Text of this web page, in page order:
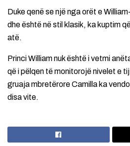
Duke qenë se një nga orët e
dhe është në stil klasik, ka kuptim
atë.
Princi William nuk është i vetmi
që i pëlqen të monitorojë nivelet e
gruaja mbretërore Camilla ka
disa vite.